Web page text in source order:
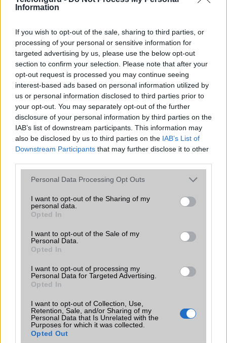
Information
If you wish to opt-out of the sale, sharing to third parties, or
processing of your personal or sensitive information for
targeted advertising by us, please use the below opt-out
section to confirm your selection. Please note that after your
opt-out request is processed you may continue seeing
interest-based ads based on personal information utilized by
us or personal information disclosed to third parties prior to
your opt-out. You may separately opt-out of the further
disclosure of your personal information by third parties on the
IAB’s list of downstream participants. This information may
also be disclosed by us to third parties on the IAB’s List of
Downstream Participants that may further disclose it to other
Please note that this website/app uses one or more Google
not limited to your visit or usage behaviour. You may click to
grant or deny consent to Google and its third-party tags to
use your data for below specified purposes in below Google
consent section.
Personal Data Processing Opt Outs
I want to opt-out of the Sharing of my
personal data.
Opted In
I want to opt-out of the Sale of my
Personal Data.
Opted In
I want to opt-out of processing my
Personal Data for Targeted Advertising.
Opted In
I want to opt-out of Collection, Use,
Retention, Sale, and/or Sharing of my
Personal Data that Is Unrelated with the
Purposes for which it was collected.
Opted Out
Organizer Nincs
Office alkalmazások Nincs
Iránytũ ecompass
Extrák Nincs
EGYÉB
Vibra jelzés Nincs
SIM típus Nincs
SIM-ek száma 0
Flight mode Nincs
Funkciók
Védelem
SAR
0,00